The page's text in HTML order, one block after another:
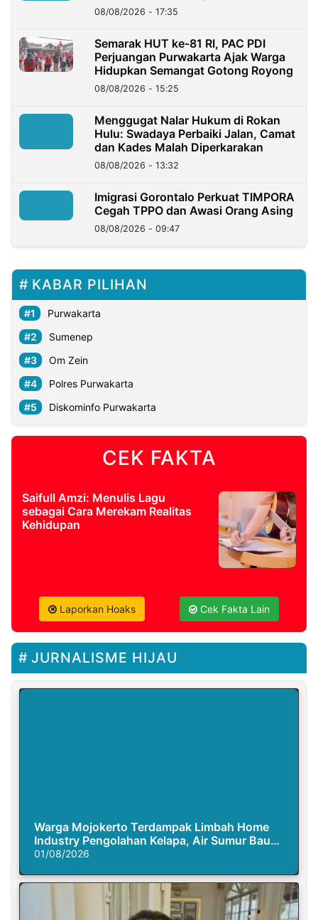
08/08/2026 - 17:35
Semarak HUT ke-81 RI, PAC PDI
Perjuangan Purwakarta Ajak Warga
Hidupkan Semangat Gotong Royong
08/08/2026 - 15:25
Menggugat Nalar Hukum di Rokan
Hulu: Swadaya Perbaiki Jalan, Camat
dan Kades Malah Diperkarakan
08/08/2026 - 13:32
Imigrasi Gorontalo Perkuat TIMPORA
Cegah TPPO dan Awasi Orang Asing
08/08/2026 - 09:47
KABAR PILIHAN
Purwakarta
Sumenep
Om Zein
Polres Purwakarta
Diskominfo Purwakarta
CEK FAKTA
Saifull Amzi: Menulis Lagu
sebagai Cara Merekam Realitas
Kehidupan
Laporkan Hoaks Cek Fakta Lain
JURNALISME HIJAU
Warga Mojokerto Terdampak Limbah Home
Industry Pengolahan Kelapa, Air Sumur Bau
Busuk
01/08/2026